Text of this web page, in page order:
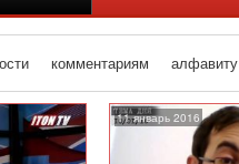
комментариям алфавиту
11 январь 2016